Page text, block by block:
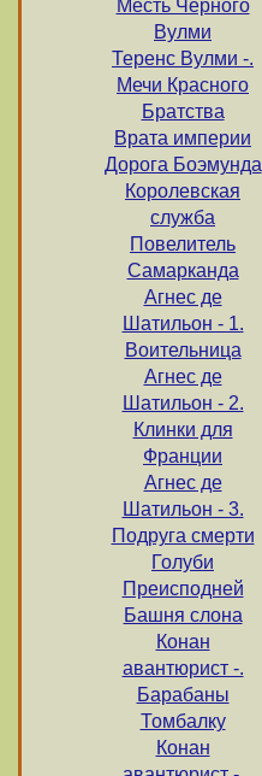
Месть Черного
Вулми
Теренс Вулми -.
Мечи Красного
Братства
Врата империи
Дорога Боэмунда
Королевская
служба
Повелитель
Самарканда
Агнес де
Шатильон - 1.
Воительница
Агнес де
Шатильон - 2.
Клинки для
Франции
Агнес де
Шатильон - 3.
Подруга смерти
Голуби
Преисподней
Башня слона
Конан
авантюрист -.
Барабаны
Томбалку
Конан